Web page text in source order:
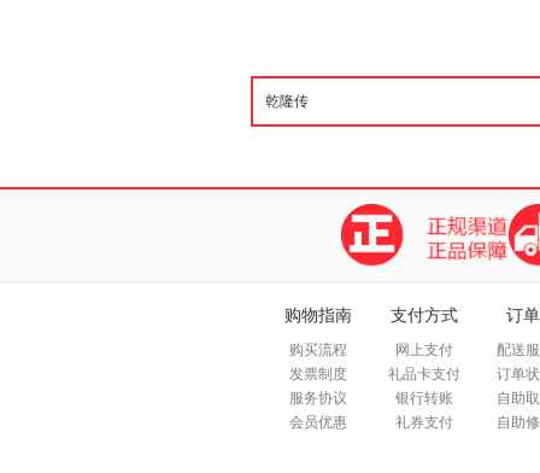
购物指南
购买流程
发票制度
服务协议
会员优惠
支付方式
网上支付
礼品卡支付
银行转账
礼券支付
订
配送
订单
自助
自助